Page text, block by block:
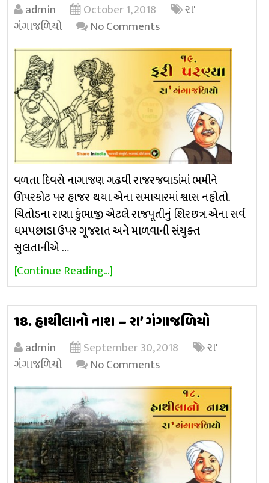
admin October 1, 2018
રા'
ગંગાજળિયો
No Comments
વળતા દિવસે નાગાજણ ગઢવી રાજરજવાડાંમાં ભમીને
ઊપરકોટ પર હાજર થયા. એના સમાચારમાં શ્વાસ નહોતો.
ચિતોડના રાણા કુંભાજી એટલે રાજપૂતીનું શિરછત્ર. એના સર્વ
ધમપછાડા ઉપર ગૂજરાત અને માળવાની સંયુક્ત
સુલતાનીએ …
[Continue Reading...]
18. હાથીલાનો નાશ – રા’ ગંગાજળિયો
admin September 30, 2018
રા'
ગંગાજળિયો
No Comments